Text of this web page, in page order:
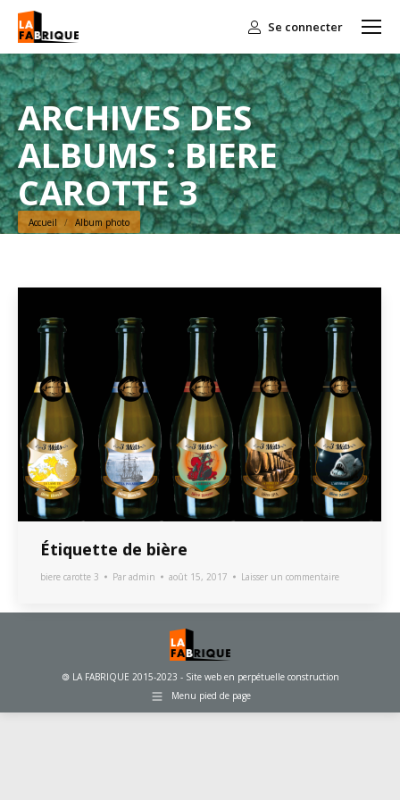
Se connecter
ARCHIVES DES
ALBUMS :BIERE
CAROTTE 3
Vous êtes ici :
Accueil Album photo
Étiquette de bière
biere carotte 3 Par admin août 15, 2017 Laisser un commentaire
🄯 LA FABRIQUE 2015-2023 - Site web en perpétuelle construction
Menu pied de page